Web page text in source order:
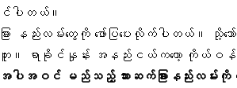
ါတယ်။
ား နည်းလမ်းတွေကို ဖော်ပြပေးလိုက်ပါတယ်။ သို့သော်
း။ ရာခိုင်နှုန်း အနည်းငယ်ကတော့ ကိုယ်ဝ
အပါအဝင် မည်သည့် သားဆက်ခြားနည်းလမ်